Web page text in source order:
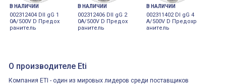
В НАЛИЧИИ
002312404 DII gG 1
0A/500V D Предох
ранитель
В НАЛИЧИИ
002312406 DII gG 2
0A/500V D Предох
ранитель
В НАЛИЧИИ
002311402 DI gG 4
A/500V D Предохр
анитель
О производителе Eti
Компания ETI - один из мировых лидеров среди поставщиков